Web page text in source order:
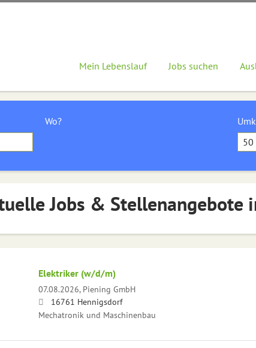
Mein Lebenslauf Jobs suchen
Wo?
50
Jobs & Stellenangebote
Elektriker (w/d/m)
07.08.2026, Piening GmbH
16761 Hennigsdorf
Mechatronik und Maschinenbau